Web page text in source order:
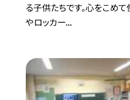
る子供たちです。心をこめ
やロッカー...